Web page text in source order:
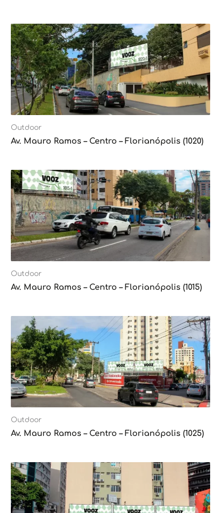
Outdoor
Av. Mauro Ramos – Centro – Florianópolis (1020)
Outdoor
Av. Mauro Ramos – Centro – Florianópolis (1015)
Outdoor
Av. Mauro Ramos – Centro – Florianópolis (1025)